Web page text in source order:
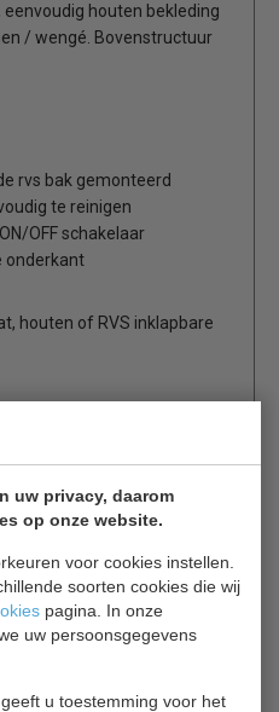
uw privacy, daarom
op onze website.
voor cookies instellen.
soorten cookies die wij
pagina. In onze
uw persoonsgegevens
u toestemming voor het
houten bekleding
/ wengé. Bovenstructuur
rvs bak gemonteerd
te reinigen
OFF schakelaar
onderkant
houten of RVS inklapbare
voor jou?
7077.0100
koeltoonbank 150 cm, 1
€ 1992,00